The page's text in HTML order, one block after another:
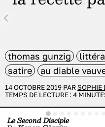
thomas gunzig
satire
au diable
14 OCTOBRE 2019 PAR SOPHIE
TEMPS DE LECTURE : 4
Le Second Disciple